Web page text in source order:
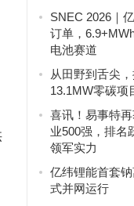
SNEC 2026｜
订单，
电池赛道
从田野到舌尖
13.1MW零碳项
喜讯！易事特
业500强，排名
领军实力
亿纬锂能首套
式并网运行